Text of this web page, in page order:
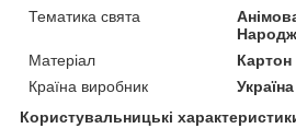
Тематика свята
Матеріал
Картон
Країна виробник
Україна
Користувальницькі